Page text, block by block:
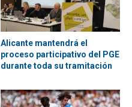
Alicante mantendrá el
proceso participativo del PGE
durante toda su tramitación